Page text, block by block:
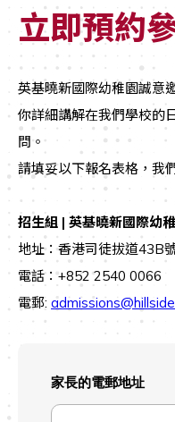
立即預約
英基曉新國際幼稚園誠意
你詳細講解在我們學校的
問。
請填妥以下報名表格，我
招生組 | 英基曉新國際幼
地址：香港司徒拔道43B
電話：+852 2540 0066
電郵:
家長的電郵地址